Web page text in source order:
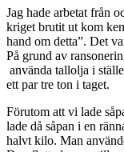
Jag hade arbetat från
kriget brutit ut kom
hand om detta”. Det
På grund av
använda tallolja i
ett par tre ton i taget.
Förutom att vi lade
lade då såpan i en
halvt kilo. Man